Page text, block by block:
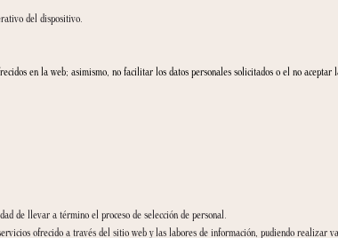
de su organización. Si desea hacer una consulta en